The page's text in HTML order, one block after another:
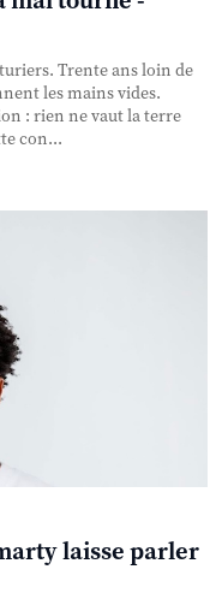
Trente ans loin de
les mains vides.
: rien ne vaut la terre
con...
laisse parler